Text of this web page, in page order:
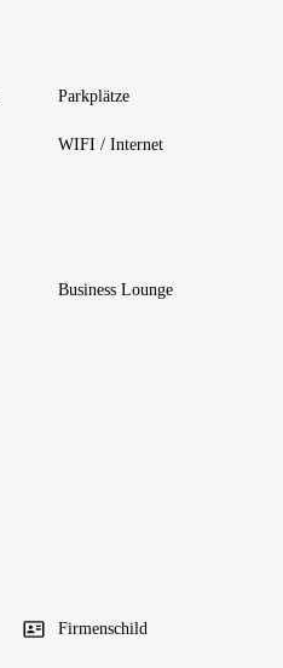
Parkplätze
WIFI / Internet
Business Lounge
Firmenschild